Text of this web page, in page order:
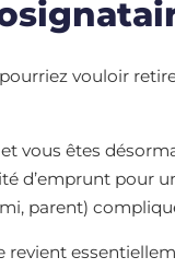
vouloir
vous êtes
d’emprunt pour
parent)